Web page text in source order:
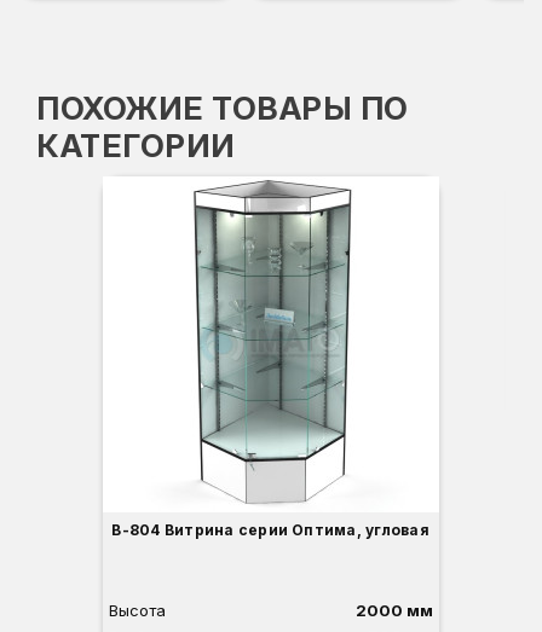
ПОХОЖИЕ ТОВАРЫ ПО
КАТЕГОРИИ
В-804 Витрина серии Оптима, угловая
Высота
2000 мм